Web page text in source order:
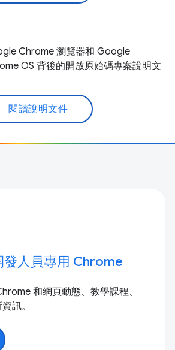
Chrome 瀏覽器和 Google
OS 背後的開放原始碼專案說明文
閱讀說明文件
發人員專用 Chrome
和網頁動態、教學課程、
訊。